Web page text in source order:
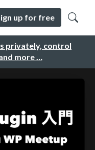
privately, control
more …
up for free